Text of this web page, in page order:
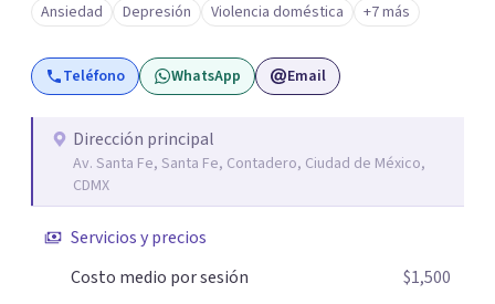
espectro de culturas, historias y profesiones. Al ser
promotora de Mindfulness como habilitador para una
vida más satisfactoria, mi proceso de psicoterapia se
para explorar tus procesos mentales y emocionales con
mayor claridad, perspectiva y amabilidad.
Ansiedad Depresión Violencia doméstica +7 más
Teléfono WhatsApp Email
Dirección principal
Av. Santa Fe, Santa Fe, Contadero, Ciudad de México,
CDMX
Servicios y precios
Costo medio por sesión
$1,500